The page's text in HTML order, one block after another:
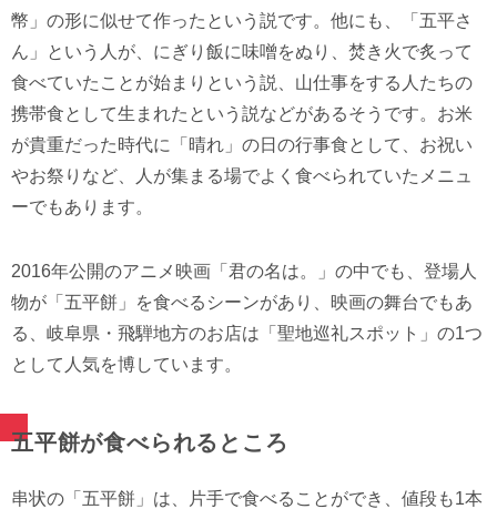
幣」の形に似せて作ったという説です。他にも、「五平さ
ん」という人が、にぎり飯に味噌をぬり、焚き火で炙って
食べていたことが始まりという説、山仕事をする人たちの
携帯食として生まれたという説などがあるそうです。お米
が貴重だった時代に「晴れ」の日の行事食として、お祝い
やお祭りなど、人が集まる場でよく食べられていたメニュ
ーでもあります。
2016年公開のアニメ映画「君の名は。」の中でも、登場人
物が「五平餅」を食べるシーンがあり、映画の舞台でもあ
る、岐阜県・飛騨地方のお店は「聖地巡礼スポット」の1つ
として人気を博しています。
五平餅が食べられるところ
串状の「五平餅」は、片手で食べることができ、値段も1本